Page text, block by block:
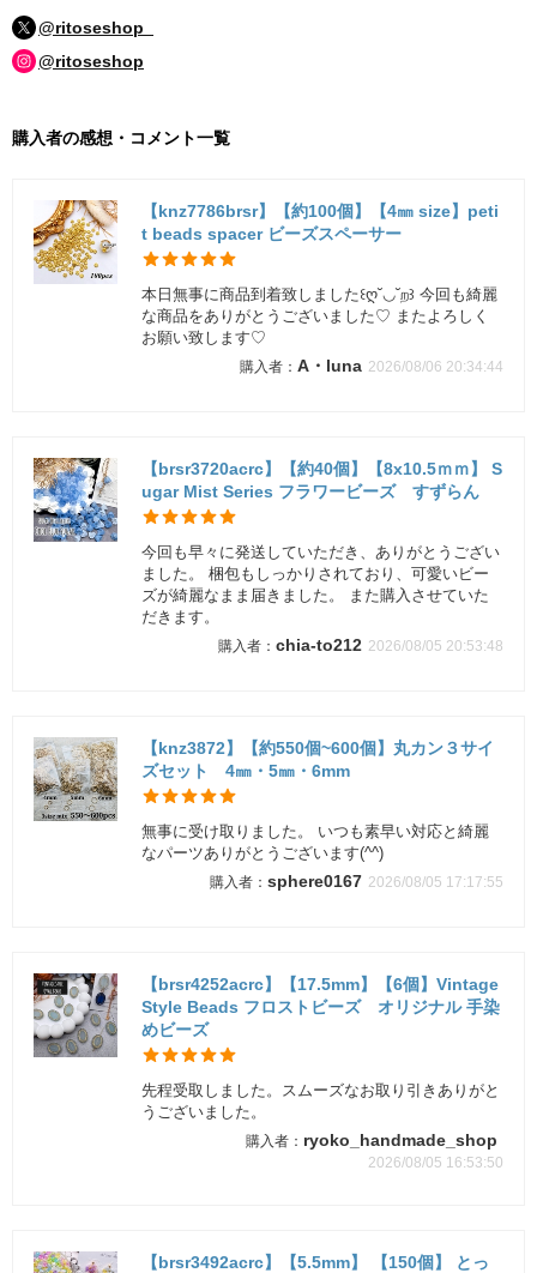
@ritoseshop_
@ritoseshop
購入者の感想・コメント一覧
【knz7786brsr】【約100個】【4㎜ size】peti
t beads spacer ビーズスペーサー
本日無事に商品到着致しました꒰ღ˘◡˘ற꒱ 今回も綺麗
な商品をありがとうございました♡ またよろしく
お願い致します♡
A・luna 2026/08/06 20:34:44
【brsr3720acrc】【約40個】【8x10.5ｍｍ】 S
ugar Mist Series フラワービーズ すずらん
今回も早々に発送していただき、ありがとうござい
ました。 梱包もしっかりされており、可愛いビー
ズが綺麗なまま届きました。 また購入させていた
だきます。
chia-to212 2026/08/05 20:53:48
【knz3872】【約550個~600個】丸カン３サイ
ズセット 4㎜・5㎜・6mm
無事に受け取りました。 いつも素早い対応と綺麗
なパーツありがとうございます(^^)
sphere0167 2026/08/05 17:17:55
【brsr4252acrc】【17.5mm】【6個】Vintage
Style Beads フロストビーズ オリジナル 手染
めビーズ
先程受取しました。スムーズなお取り引きありがと
うございました。
ryoko_handmade_shop
2026/08/05 16:53:50
【brsr3492acrc】【5.5mm】 【150個】 とっ